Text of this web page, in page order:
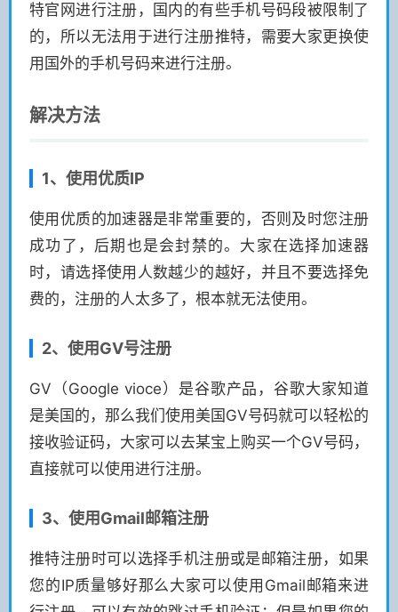
特官网进行注册，国内的有些手机号码段被限制了
的，所以无法用于进行注册推特，需要大家更换使
用国外的手机号码来进行注册。
解决方法
1、使用优质IP
使用优质的加速器是非常重要的，否则及时您注册
成功了，后期也是会封禁的。大家在选择加速器
时，请选择使用人数越少的越好，并且不要选择免
费的，注册的人太多了，根本就无法使用。
2、使用GV号注册
GV（Google vioce）是谷歌产品，谷歌大家知道
是美国的，那么我们使用美国GV号码就可以轻松的
接收验证码，大家可以去某宝上购买一个GV号码，
直接就可以使用进行注册。
3、使用Gmail邮箱注册
推特注册时可以选择手机注册或是邮箱注册，如果
您的IP质量够好那么大家可以使用Gmail邮箱来进